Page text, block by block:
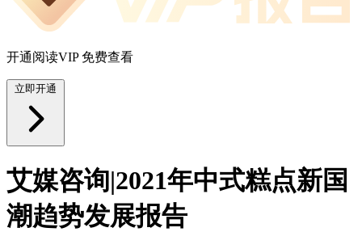
开通阅读VIP 免费查看
立即开通
艾媒咨询|2021年中式糕点新国
潮趋势发展报告